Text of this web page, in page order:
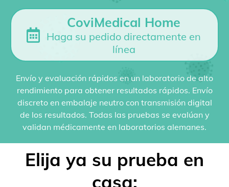
CoviMedical Home
Haga su pedido directamente en
línea
Envío y evaluación rápidos en un laboratorio de alto
rendimiento para obtener resultados rápidos. Envío
discreto en embalaje neutro con transmisión digital
de los resultados. Todas las pruebas se evalúan y
validan médicamente en laboratorios alemanes.
Elija ya su prueba en
casa: